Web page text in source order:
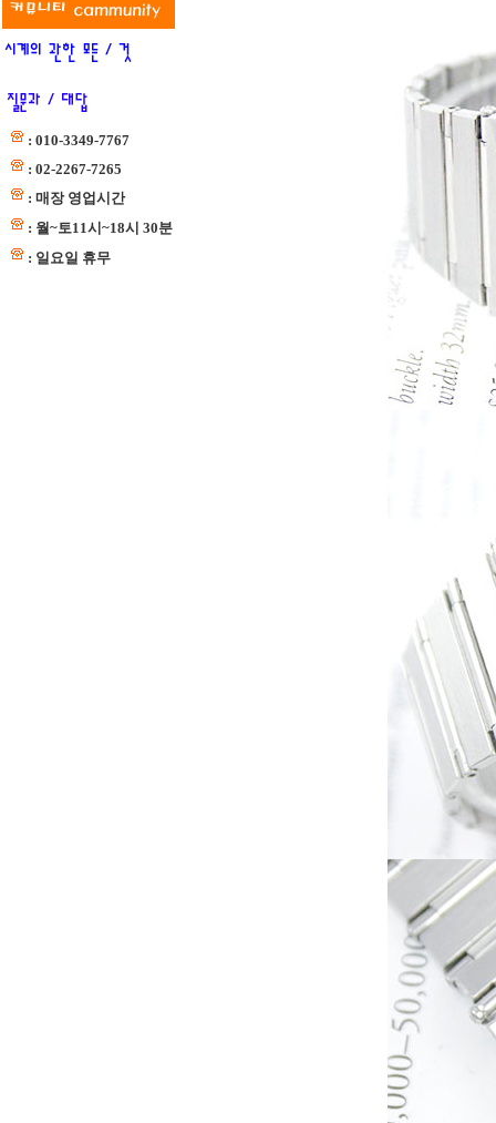
: 010-3349-7767
: 02-2267-7265
: 매장 영업시간
: 월~토11시~18시 30분
: 일요일 휴무